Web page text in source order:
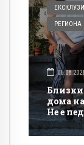
РЕГИОНА
Близки
дома
Не е